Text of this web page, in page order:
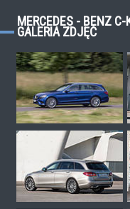
MERCEDES - BENZ
GALERIA ZDJĘĆ